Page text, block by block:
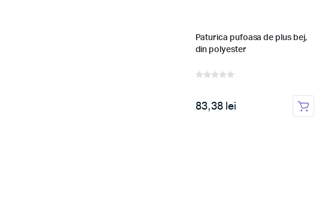
Paturica pufoasa de plus bej,
din polyester
83,38 lei